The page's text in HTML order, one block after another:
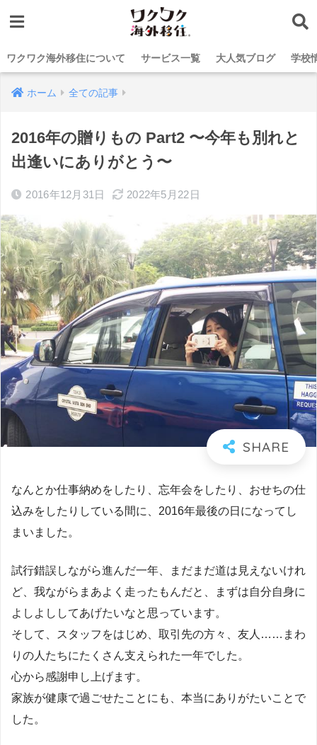
ワクワク海外移住について サービス一覧 大人気ブログ 学校
ホーム 全ての記事
2016年の贈りもの Part2 〜今年も別れと
出逢いにありがとう〜
2016年12月31日 2022年5月22日
なんとか仕事納めをしたり、忘年会をしたり、おせちの仕
込みをしたりしている間に、2016年最後の日になってし
まいました。
試行錯誤しながら進んだ一年、まだまだ道は見えないけれ
ど、我ながらまあよく走ったもんだと、まずは自分自身に
よしよししてあげたいなと思っています。
そして、スタッフをはじめ、取引先の方々、友人……まわ
りの人たちにたくさん支えられた一年でした。
心から感謝申し上げます。
家族が健康で過ごせたことにも、本当にありがたいことで
した。